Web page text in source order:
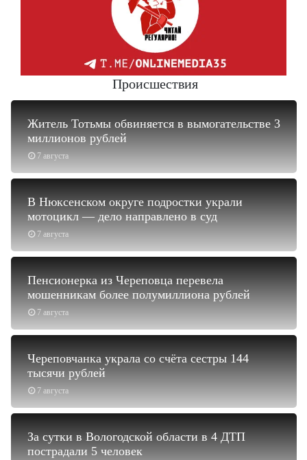
Происшествия
7 августа
Житель Тотьмы обвиняется в вымогательстве 3
миллионов рублей
7 августа
В Нюксенском округе подростки украли
мотоцикл — дело направлено в суд
7 августа
Пенсионерка из Череповца перевела
мошенникам более полумиллиона рублей
7 августа
Череповчанка украла со счёта сестры 144
тысячи рублей
За сутки в Вологодской области в 4 ДТП
пострадали 5 человек